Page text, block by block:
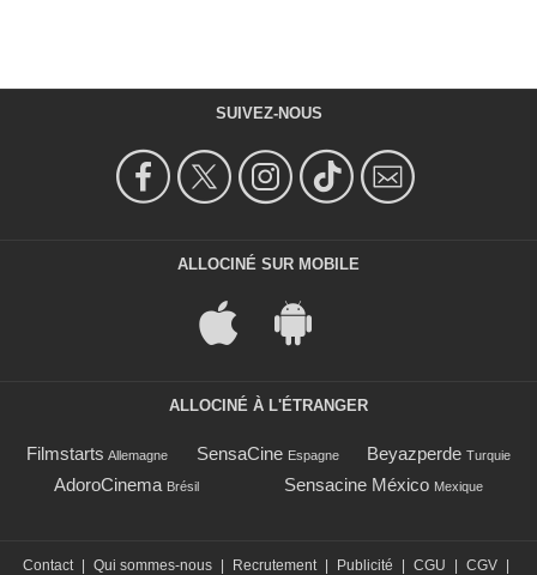
SUIVEZ-NOUS
ALLOCINÉ SUR MOBILE
ALLOCINÉ À L'ÉTRANGER
Filmstarts Allemagne SensaCine Espagne Beyazperde Turquie
AdoroCinema Brésil Sensacine México Mexique
Contact | Qui sommes-nous | Recrutement | Publicité | CGU | CGV |